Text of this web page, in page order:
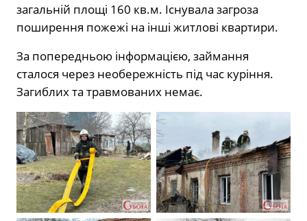
загальній площі 160 кв.м. Існувала загроза
поширення пожежі на інші житлові квартири.
За попередньою інформацією, займання
сталося через необережність під час куріння.
Загиблих та травмованих немає.